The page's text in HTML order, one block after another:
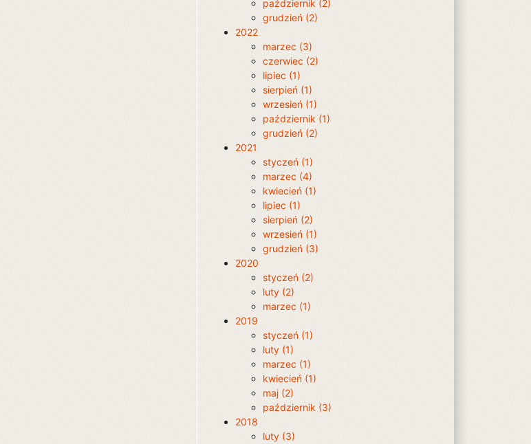
październik (2)
grudzień (2)
2022
marzec (3)
czerwiec (2)
lipiec (1)
sierpień (1)
wrzesień (1)
październik (1)
grudzień (2)
2021
styczeń (1)
marzec (4)
kwiecień (1)
lipiec (1)
sierpień (2)
wrzesień (1)
grudzień (3)
2020
styczeń (2)
luty (2)
marzec (1)
2019
styczeń (1)
luty (1)
marzec (1)
kwiecień (1)
maj (2)
październik (3)
2018
luty (3)